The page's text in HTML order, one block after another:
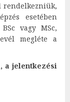
rendelkezniük,
esetében
vagy MSc,
megléte a
a jelentkezési